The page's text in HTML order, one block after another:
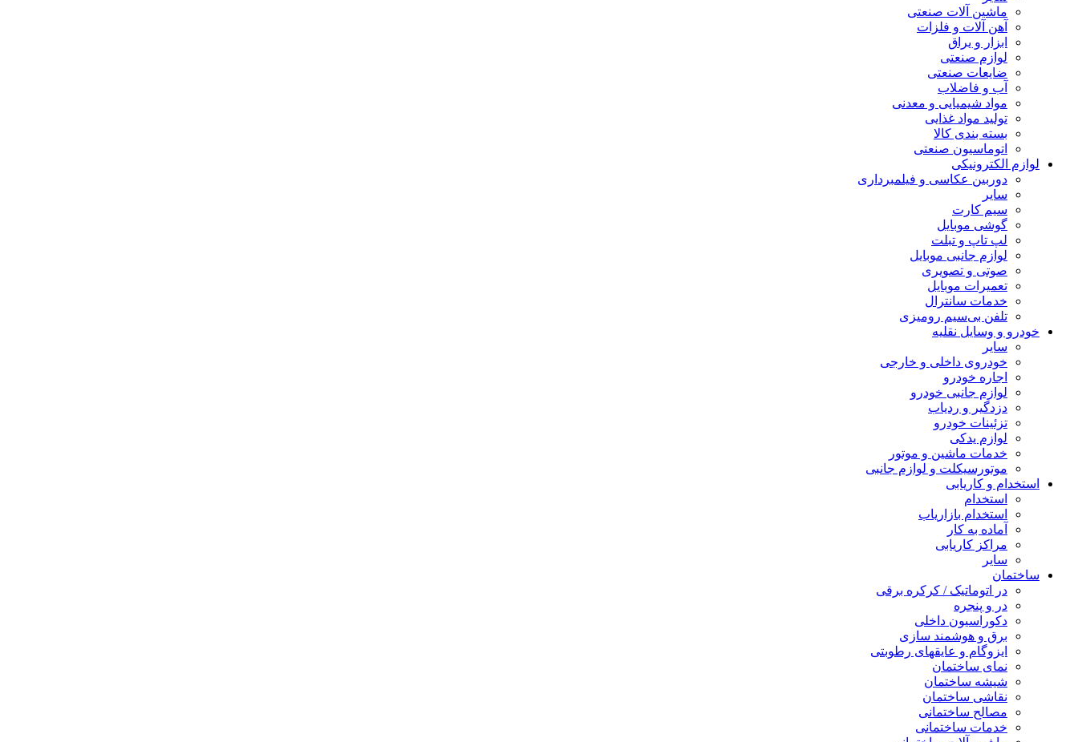
ماشین آلات صنعتی
آهن آلات و فلزات
ابزار و یراق
لوازم صنعتی
ضایعات صنعتی
آب و فاضلاب
مواد شیمیایی و معدنی
تولید مواد غذایی
بسته بندی کالا
اتوماسیون صنعتی
لوازم الکترونیکی
دوربین عکاسی و فیلمبرداری
سایر
سیم کارت
گوشی موبایل
لپ تاپ و تبلت
لوازم جانبی موبایل
صوتی و تصویری
تعمیرات موبایل
خدمات سانترال
تلفن بی‌سیم رومیزی
خودرو و وسایل نقلیه
سایر
خودروی داخلی و خارجی
اجاره خودرو
لوازم جانبی خودرو
دزدگیر و ردیاب
تزئینات خودرو
لوازم یدکی
خدمات ماشین و موتور
موتورسیکلت و لوازم جانبی
استخدام و کاریابی
استخدام
استخدام بازاریاب
آماده به کار
مراکز کاریابی
سایر
ساختمان
در اتوماتیک / کرکره برقی
در و پنجره
دکوراسیون داخلی
برق و هوشمند سازی
ایزوگام و عایقهای رطوبتی
نمای ساختمان
شیشه ساختمان
نقاشی ساختمان
مصالح ساختمانی
خدمات ساختمانی